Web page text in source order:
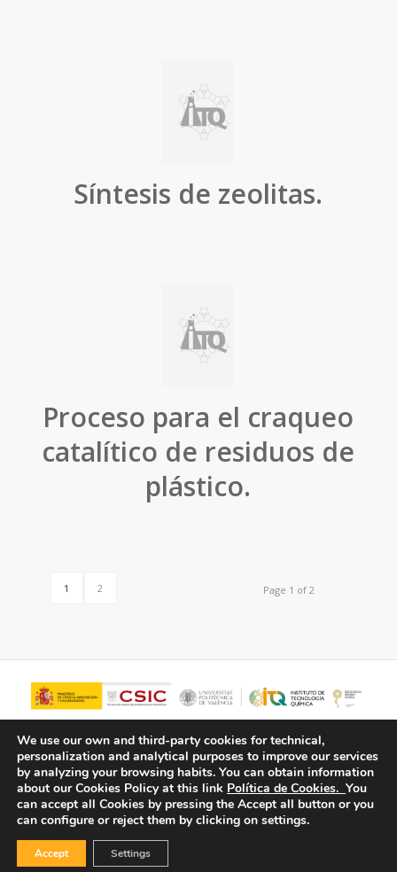
Síntesis de zeolitas.
Proceso para el craqueo
catalítico de residuos de
plástico.
Page 1 of 2
1 2
© Copyright - ITQ -Privacy Policy
We use our own and third-party cookies for technical,
personalization and analytical purposes to improve our services
by analyzing your browsing habits. You can obtain information
about our Cookies Policy at this link Política de Cookies. You
can accept all Cookies by pressing the Accept all button or you
can configure or reject them by clicking on settings.
Accept Settings